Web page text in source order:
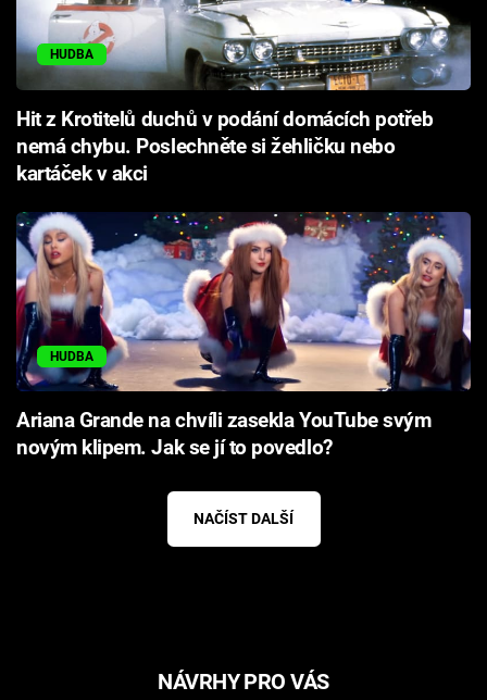
HUDBA
Hit z Krotitelů duchů v podání domácích potřeb
nemá chybu. Poslechněte si žehličku nebo
kartáček v akci
HUDBA
Ariana Grande na chvíli zasekla YouTube svým
novým klipem. Jak se jí to povedlo?
NAČÍST DALŠÍ
NÁVRHY PRO VÁS